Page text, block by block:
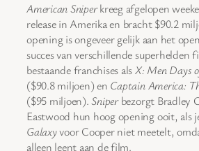
American Sniperkreeg afgelopen
release in Amerika en bracht $90.2
opening is ongeveer gelijk aan het
succes van verschillende superhelden
bestaande franchises alsX: Men Days
($90.8 miljoen) en Captain America:
($95 miljoen).Sniperbezorgt Bradley
Eastwood hun hoog opening ooit, als
Galaxyvoor Cooper niet meetelt,
alleen leent aan de film.